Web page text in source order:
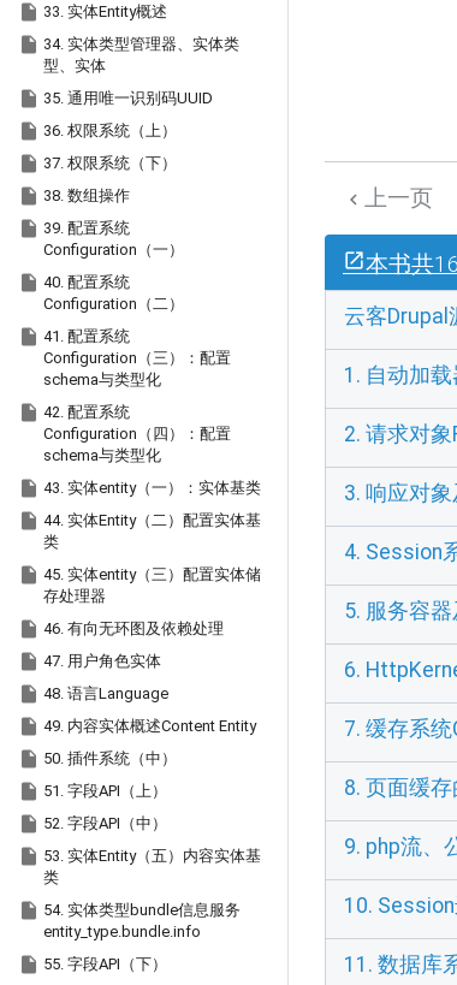
 33. 实体Entity概述
 34. 实体类型管理器、实体类
型、实体
 35. 通用唯一识别码UUID
 36. 权限系统（上）
 37. 权限系统（下）
 38. 数组操作
 39. 配置系统
Configuration（一）
 40. 配置系统
Configuration（二）
 41. 配置系统
Configuration（三）：配置
schema与类型化
 42. 配置系统
Configuration（四）：配置
schema与类型化
 43. 实体entity（一）：实体基类
 44. 实体Entity（二）配置实体基
类
 45. 实体entity（三）配置实体储
存处理器
 46. 有向无环图及依赖处理
 47. 用户角色实体
 48. 语言Language
 49. 内容实体概述Content Entity
 50. 插件系统（中）
 51. 字段API（上）
 52. 字段API（中）
 53. 实体Entity（五）内容实体基
类
 54. 实体类型bundle信息服务
entity_type.bundle.info
 55. 字段API（下）
 上一页
本书共
云客Drupal
1. 自动加
2. 请求对
3. 响应对
4. Session
5. 服务容
6.
7. 缓存系统
8. 页面缓
9. php流、
10.
11. 数据库